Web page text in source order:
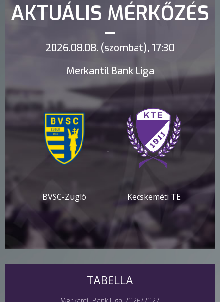
AKTUÁLIS MÉRKŐZÉS
2026.08.08. (szombat), 17:30
Merkantil Bank Liga
BVSC-Zugló
-
Kecskeméti TE
TABELLA